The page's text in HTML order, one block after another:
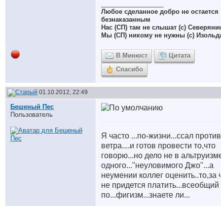
Любое сделанное добро не остается
безнаказанным
Нас (СП) там не слышат (с)
Мы (СП) никому не нужны (с)
В Минюст
Цитата
Спасибо
01.10.2012, 22:49
Бешеный Пес
Пользователь
Я часто ...по-жизни...ссал против
ветра....и готов провести то,что
говорю...но дело не в
одного..."неуловимого Джо"...а
неумении коллег оценить..то,за
не придется платить...всеобщий
по...фигизм...знаете ли...